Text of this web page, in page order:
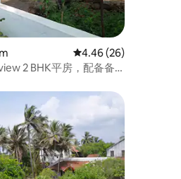
平均评分 4.46 分（满
4.46 (26)
2 BHK平房，配备备